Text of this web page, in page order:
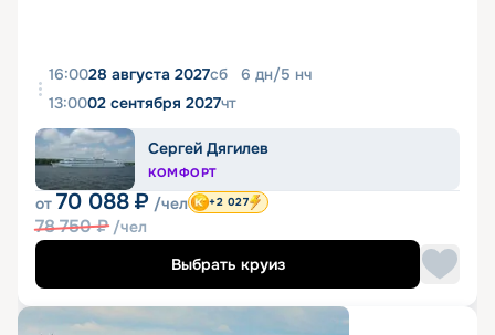
16:0028 августа 2027сб 6 дн/5 нч
13:0002 сентября 2027чт
Сергей Дягилев
КОМФОРТ
от 70 088 ₽ /чел
78 750₽ /чел
+2 027
Выбрать круиз